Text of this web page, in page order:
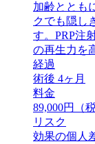
加齢ととも
クでも隠し
す。PRP注
の再生力
経過
術後 4ヶ月
料金
89,000円（
リスク
効果の個人